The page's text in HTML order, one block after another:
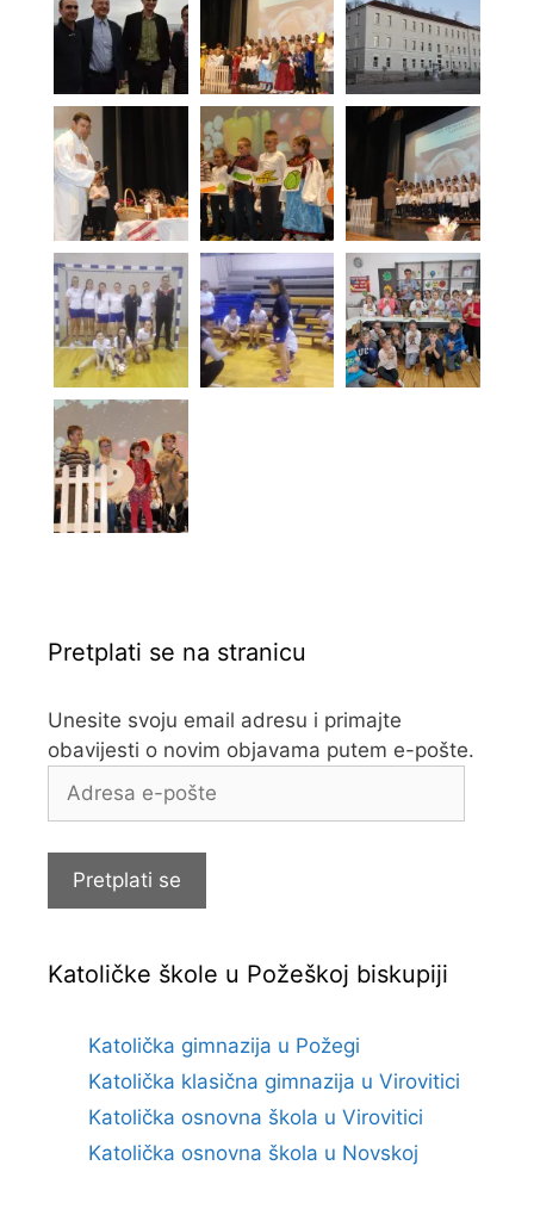
Pretplati se na stranicu
Unesite svoju email adresu i primajte
obavijesti o novim objavama putem e-pošte.
Adresa
Pretplati se
Katoličke škole u Požeškoj biskupiji
Katolička gimnazija u Požegi
Katolička klasična gimnazija u Virovitici
Katolička osnovna škola u Virovitici
Katolička osnovna škola u Novskoj